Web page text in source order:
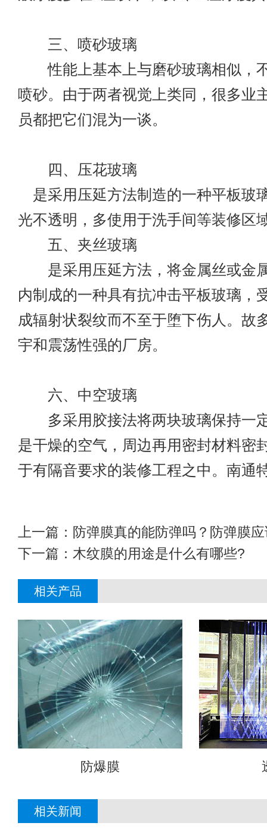
三、喷砂玻璃
性能上基本上与磨砂玻璃相似，
喷砂。由于两者视觉上类同，很多业
员都把它们混为一谈。
四、压花玻璃
是采用压延方法制造的一种平板玻
光不透明，多使用于洗手间等装修区
五、夹丝玻璃
是采用压延方法，将金属丝或金
内制成的一种具有抗冲击平板玻璃，
成辐射状裂纹而不至于堕下伤人。故
宇和震荡性强的厂房。
六、中空玻璃
多采用胶接法将两块玻璃保持一
是干燥的空气，周边再用密封材料密
于有隔音要求的装修工程之中。 南通
上一篇： 防弹膜真的能防弹吗？防弹膜
下一篇： 木纹膜的用途是什么有哪些?
相关产品
防爆膜
相关新闻